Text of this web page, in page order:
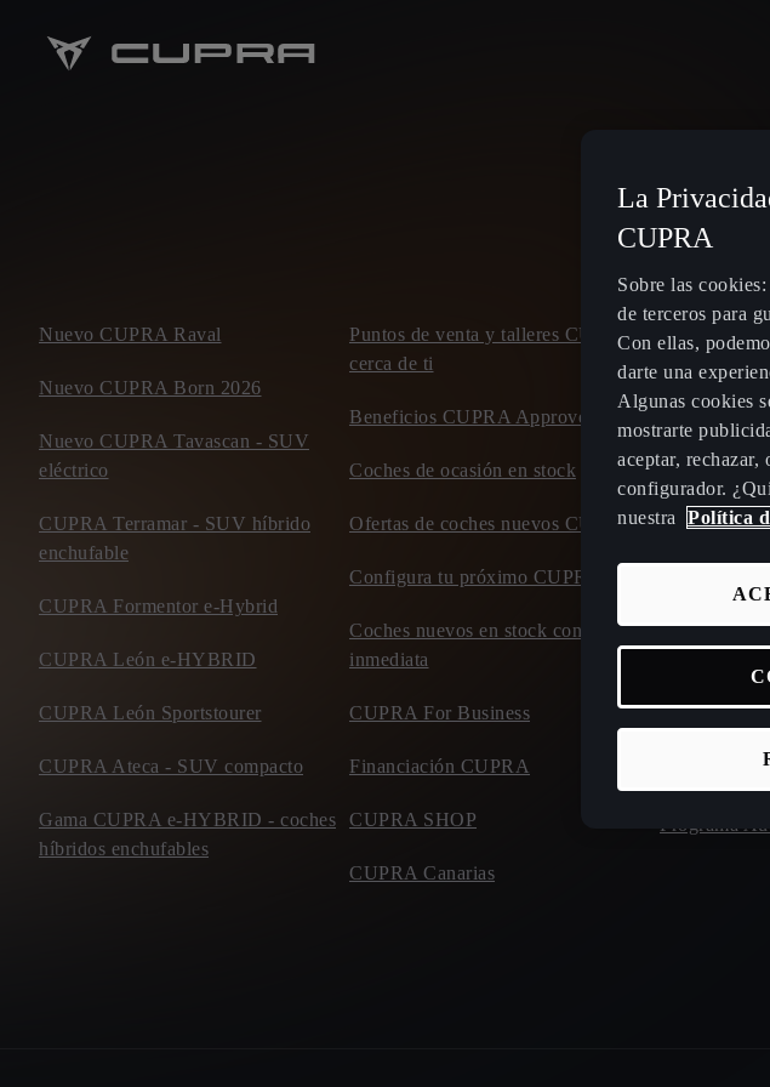
Nuevo CUPRA Raval
Nuevo CUPRA Born 2026
Nuevo CUPRA Tavascan - SUV
eléctrico
CUPRA Terramar - SUV híbrido
enchufable
CUPRA Formentor e-Hybrid
CUPRA León e-HYBRID
CUPRA León Sportstourer
CUPRA Ateca - SUV compacto
Gama CUPRA e-HYBRID - coches
híbridos enchufables
Puntos de venta y talleres CUPRA
cerca de ti
Beneficios CUPRA Approved
Coches de ocasión en stock
Ofertas de coches nuevos CUPRA
Configura tu próximo CUPRA
Coches nuevos en stock con entrega
inmediata
CUPRA For Business
Financiación CUPRA
CUPRA SHOP
CUPRA Canarias
Planifica tu
recarga
Tarifas de
enchufables
Carga tu
Calculadora
Calculadora
Incentivos y
Programa
La
CUPRA
Sobre las
de terceros para
Con ellas,
darte una
Algunas cookies
mostrarte
aceptar, rechazar,
configurador.
nuestra
Política